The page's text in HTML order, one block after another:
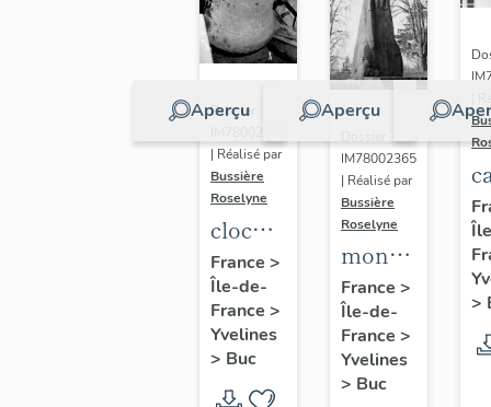
Aperçu
Dossier
| Réalisé par
Bussière
Roselyne
cloche
dite
Louise
Auguste
Adélaïde
France >
Île-de-
France >
Yvelines
> Buc
Aperçu
IM78002365
| Réalisé par
Bussière
Roselyne
monument
funéraire
de
Jean
Casale
France >
Île-de-
France >
Yvelines
> Buc
>